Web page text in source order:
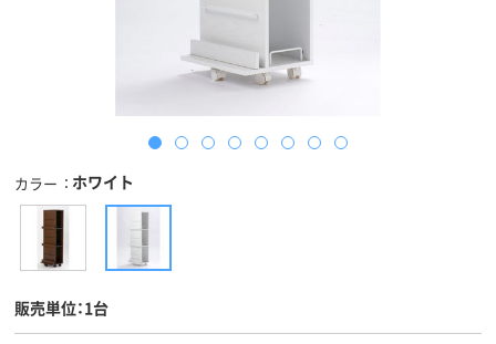
カラー ホワイト
販売単位：1台